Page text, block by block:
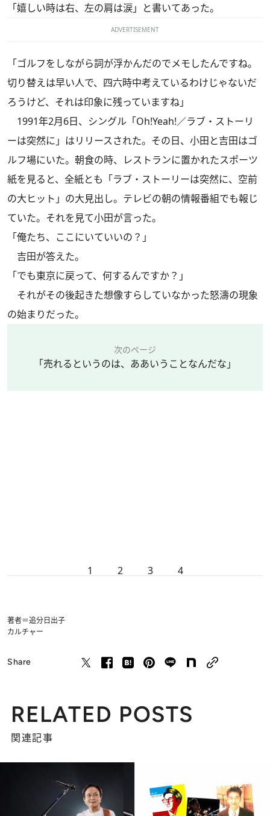
「嬉しい時は右、左の肩は涙」と書いてあった。
ADVERTISEMENT
「ゴルフをしながら詞が浮かんだのでメモしたんですね。
切り替えは早い人で、四六時中考えているわけじゃないだ
ろうけど、それは印象に残っていますね」
1991年2月6日、シングル「Oh!Yeah!／ラブ・ストーリ
ーは突然に」はリリースされた。その日、小田と吉田はゴ
ルフ場にいた。朝食の時、レストランに置かれたスポーツ
紙を見ると、全紙とも「ラブ・ストーリーは突然に、空前
の大ヒット」の大見出し。テレビの朝の情報番組でも報じ
ていた。それを見て小田が言った。
「俺たち、ここにいていいの？」
吉田が答えた。
「でも東京に戻って、何するんですか？」
それがその後起きた想像すらしていなかった怒濤の現象
の始まりだった。
次のページ
「売れるというのは、ああいうことなんだな」
1 2 3 4
著者＝追分日出子
カルチャー
Share
RELATED POSTS
関連記事